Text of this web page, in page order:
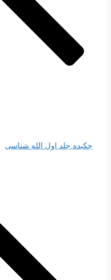
چکبده جلد اول الله شناسی